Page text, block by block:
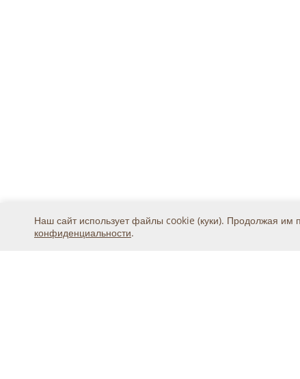
Наш сайт использует файлы cookie (куки). Продолжая им
конфиденциальности.